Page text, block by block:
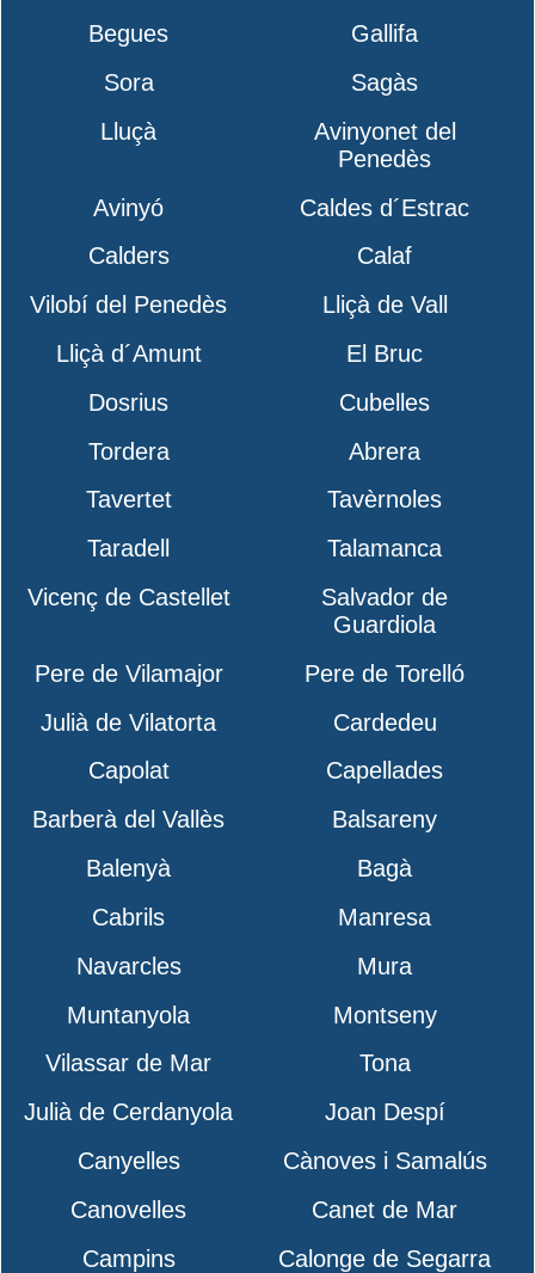
Begues
Gallifa
Sora
Sagàs
Lluçà
Avinyonet del
Penedès
Avinyó
Caldes d´Estrac
Calders
Calaf
Vilobí del Penedès
Lliçà de Vall
Lliçà d´Amunt
El Bruc
Dosrius
Cubelles
Tordera
Abrera
Tavertet
Tavèrnoles
Taradell
Talamanca
Vicenç de Castellet
Salvador de
Guardiola
Pere de Vilamajor
Pere de Torelló
Julià de Vilatorta
Cardedeu
Capolat
Capellades
Barberà del Vallès
Balsareny
Balenyà
Bagà
Cabrils
Manresa
Navarcles
Mura
Muntanyola
Montseny
Vilassar de Mar
Tona
Julià de Cerdanyola
Joan Despí
Canyelles
Cànoves i Samalús
Canovelles
Canet de Mar
Campins
Calonge de Segarra